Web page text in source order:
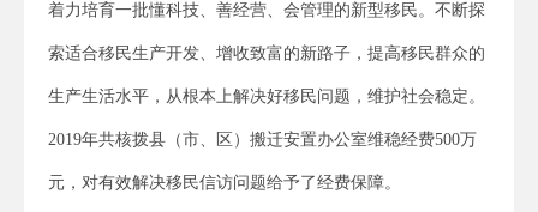
着力培育一批懂科技、善经营、会管理的新型移民。不断探
索适合移民生产开发、增收致富的新路子，提高移民群众的
生产生活水平，从根本上解决好移民问题，维护社会稳定。
2019年共核拨县（市、区）搬迁安置办公室维稳经费500万
元，对有效解决移民信访问题给予了经费保障。